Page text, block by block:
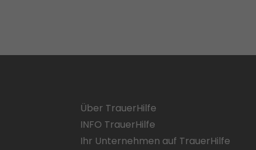
Über TrauerHilfe
INFO TrauerHilfe
Ihr Unternehmen auf TrauerHilfe